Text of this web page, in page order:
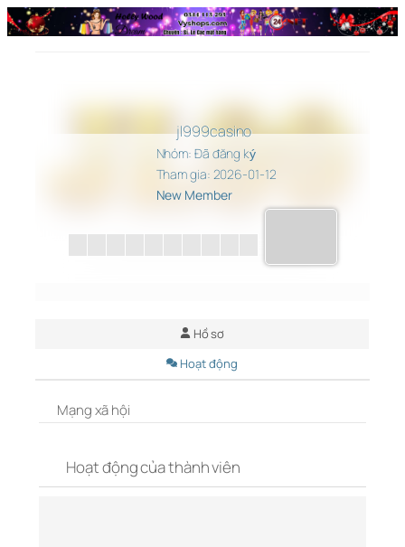
Chuyển
đến
jl999casino
Nhóm: Đã đăng ký
Tham gia: 2026-01-12
New Member
Hồ sơ
Hoạt động
Mạng xã hội
Hoạt động của thành viên